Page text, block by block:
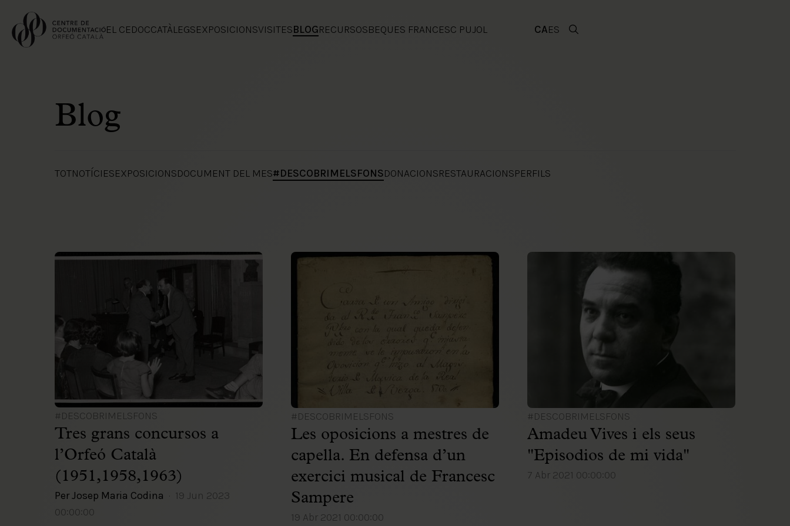
EL CEDOCCATÀLEGSEXPOSICIONSVISITESBLOGRECURSOSBEQUES FRANCESC PUJOL CAES
Blog
TOTNOTÍCIESEXPOSICIONSDOCUMENT DEL MES#DESCOBRIMELSFONSDONACIONSRESTAURACIONSPERFILS
#DESCOBRIMELSFONS
Tres grans concursos a
l’Orfeó Català
(1951,1958,1963)
Per Josep Maria Codina
19 Jun 2023
00:00:00
#DESCOBRIMELSFONS
Les oposicions a mestres de
capella. En defensa d’un
exercici musical de Francesc
Sampere
19 Abr 2021 00:00:00
#DESCOBRIMELSFONS
Amadeu Vives i els seus
"Episodios de mi vida"
7 Abr 2021 00:00:00